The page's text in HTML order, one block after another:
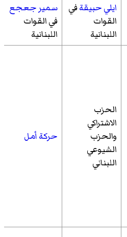
ايلي حبيقةفي
القوات
اللبنانية
سمير جعجع
في القوات
اللبنانية
الحزب
الاشتراكي
والحزب
الشيوعي
اللبناني
حركة أمل